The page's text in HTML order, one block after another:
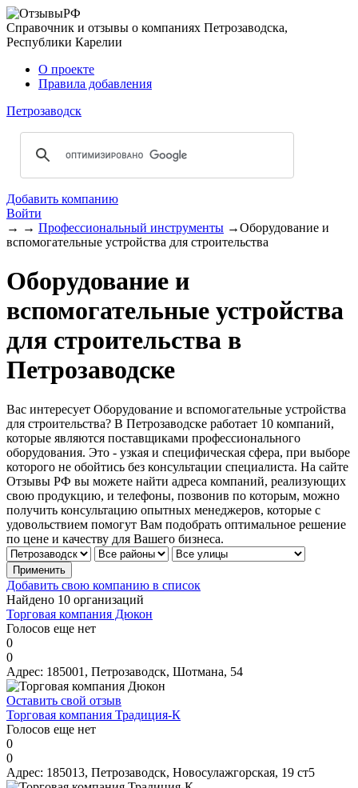
Справочник и отзывы о компаниях Петрозаводска,
Республики Карелии
О проекте
Правила добавления
Петрозаводск
Добавить компанию
Войти
→ → Профессиональный инструменты →Оборудование и
вспомогательные устройства для строительства
Оборудование и
вспомогательные устройства
для строительства в
Петрозаводске
Вас интересует Оборудование и вспомогательные устройства
для строительства? В Петрозаводске работает 10 компаний,
которые являются поставщиками профессионального
оборудования. Это - узкая и специфическая сфера, при выборе
которого не обойтись без консультации специалиста. На сайте
Отзывы РФ вы можете найти адреса компаний, реализующих
свою продукцию, и телефоны, позвонив по которым, можно
получить консультацию опытных менеджеров, которые с
удовольствием помогут Вам подобрать оптимальное решение
по цене и качеству для Вашего бизнеса.
Добавить свою компанию в список
Найдено 10 организаций
Торговая компания Дюкон
Голосов еще нет
0
0
Адрес: 185001, Петрозаводск, Шотмана, 54
Оставить свой отзыв
Торговая компания Традиция-К
Голосов еще нет
0
0
Адрес: 185013, Петрозаводск, Новосулажгорская, 19 ст5